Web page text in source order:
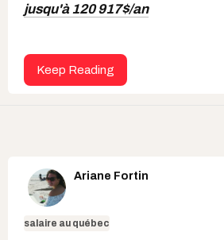
jusqu'à 120 917$/an
Keep Reading
Ariane Fortin
salaire au québec